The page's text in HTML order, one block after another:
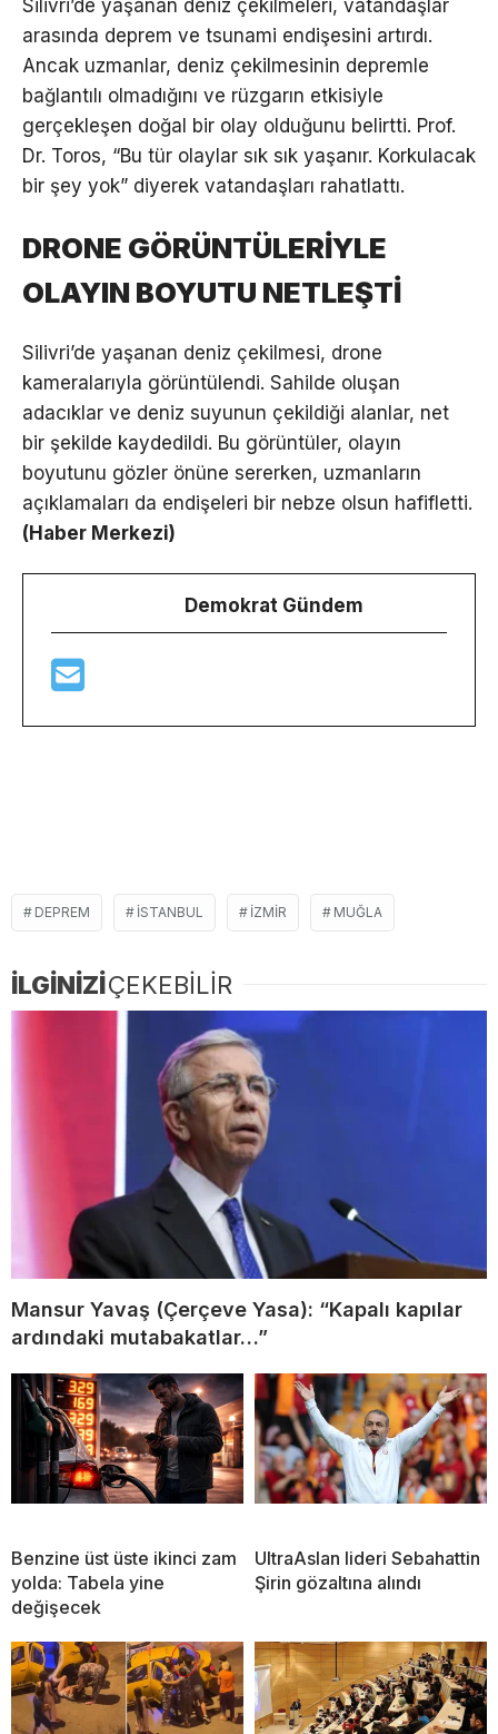
Silivri’de yaşanan deniz çekilmeleri, vatandaşlar
arasında deprem ve tsunami endişesini artırdı.
Ancak uzmanlar, deniz çekilmesinin depremle
bağlantılı olmadığını ve rüzgarın etkisiyle
gerçekleşen doğal bir olay olduğunu belirtti. Prof.
Dr. Toros, “Bu tür olaylar sık sık yaşanır. Korkulacak
bir şey yok” diyerek vatandaşları rahatlattı.
DRONE GÖRÜNTÜLERİYLE
OLAYIN BOYUTU NETLEŞTİ
Silivri’de yaşanan deniz çekilmesi, drone
kameralarıyla görüntülendi. Sahilde oluşan
adacıklar ve deniz suyunun çekildiği alanlar, net
bir şekilde kaydedildi. Bu görüntüler, olayın
boyutunu gözler önüne sererken, uzmanların
açıklamaları da endişeleri bir nebze olsun hafifletti.
(Haber Merkezi)
Demokrat Gündem
DEPREM ISTANBUL IZMIR MUĞLA
İLGİNİZİÇEKEBİLİR
Mansur Yavaş (Çerçeve Yasa): “Kapalı kapılar
ardındaki mutabakatlar…”
Benzine üst üste ikinci zam
yolda: Tabela yine
değişecek
UltraAslan lideri Sebahattin
Şirin gözaltına alındı